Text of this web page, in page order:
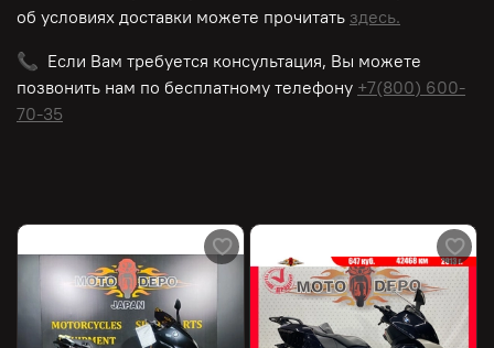
об условиях доставки можете прочитать здесь.
📞 Если Вам требуется консультация, Вы можете
позвонить нам по бесплатному телефону +7(800) 600-
70-35